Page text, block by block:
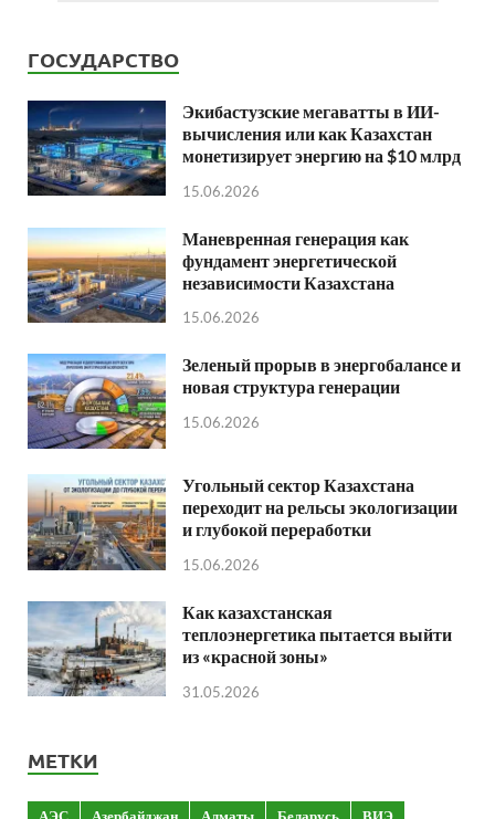
ГОСУДАРСТВО
Экибастузские мегаватты в ИИ-
вычисления или как Казахстан
монетизирует энергию на $10 млрд
15.06.2026
Маневренная генерация как
фундамент энергетической
независимости Казахстана
15.06.2026
Зеленый прорыв в энергобалансе и
новая структура генерации
15.06.2026
Угольный сектор Казахстана
переходит на рельсы экологизации
и глубокой переработки
15.06.2026
Как казахстанская
теплоэнергетика пытается выйти
из «красной зоны»
31.05.2026
МЕТКИ